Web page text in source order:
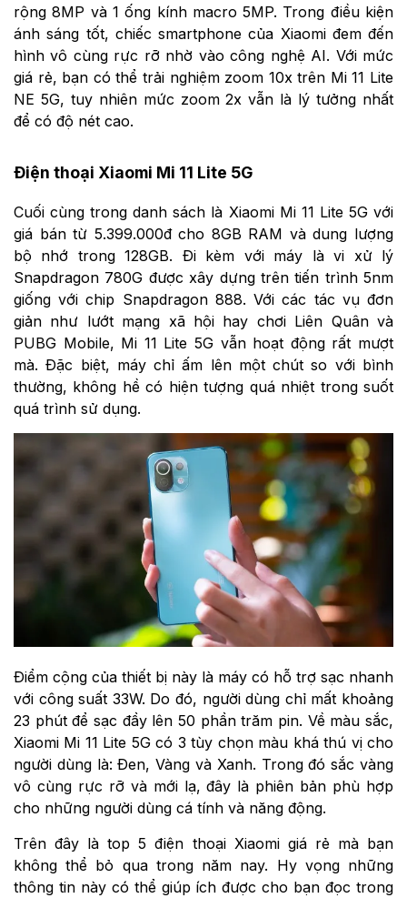
rộng 8MP và 1 ống kính macro 5MP. Trong điều kiện
ánh sáng tốt, chiếc smartphone của Xiaomi đem đến
hình vô cùng rực rỡ nhờ vào công nghệ AI. Với mức
giá rẻ, bạn có thể trải nghiệm zoom 10x trên Mi 11 Lite
NE 5G, tuy nhiên mức zoom 2x vẫn là lý tưởng nhất
để có độ nét cao.
Điện thoại Xiaomi Mi 11 Lite 5G
Cuối cùng trong danh sách là Xiaomi Mi 11 Lite 5G với
giá bán từ 5.399.000đ cho 8GB RAM và dung lượng
bộ nhớ trong 128GB. Đi kèm với máy là vi xử lý
Snapdragon 780G được xây dựng trên tiến trình 5nm
giống với chip Snapdragon 888. Với các tác vụ đơn
giản như lướt mạng xã hội hay chơi Liên Quân và
PUBG Mobile, Mi 11 Lite 5G vẫn hoạt động rất mượt
mà. Đặc biệt, máy chỉ ấm lên một chút so với bình
thường, không hề có hiện tượng quá nhiệt trong suốt
quá trình sử dụng.
Điểm cộng của thiết bị này là máy có hỗ trợ sạc nhanh
với công suất 33W. Do đó, người dùng chỉ mất khoảng
23 phút để sạc đầy lên 50 phần trăm pin. Về màu sắc,
Xiaomi Mi 11 Lite 5G có 3 tùy chọn màu khá thú vị cho
người dùng là: Đen, Vàng và Xanh. Trong đó sắc vàng
vô cùng rực rỡ và mới lạ, đây là phiên bản phù hợp
cho những người dùng cá tính và năng động.
Trên đây là top 5 điện thoại Xiaomi giá rẻ mà bạn
không thể bỏ qua trong năm nay. Hy vọng những
thông tin này có thể giúp ích được cho bạn đọc trong